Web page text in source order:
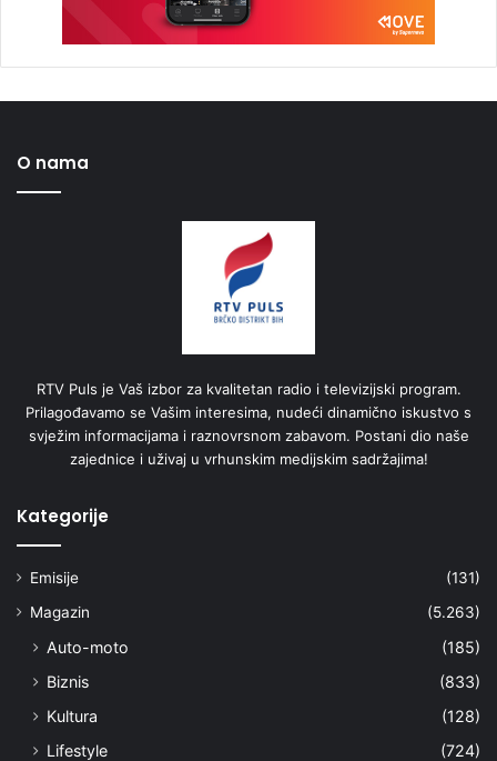
O nama
RTV Puls je Vaš izbor za kvalitetan radio i televizijski program.
Prilagođavamo se Vašim interesima, nudeći dinamično iskustvo s
svježim informacijama i raznovrsnom zabavom. Postani dio naše
zajednice i uživaj u vrhunskim medijskim sadržajima!
Kategorije
Emisije
(131)
Magazin
(5.263)
Auto-moto
(185)
Biznis
(833)
Kultura
(128)
Lifestyle
(724)